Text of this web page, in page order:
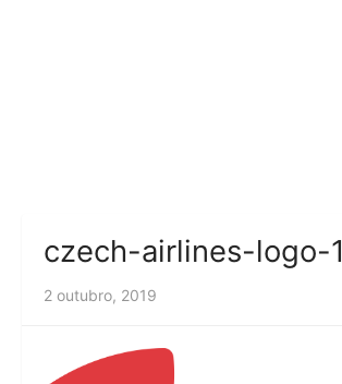
czech-airlines-logo-1
2 outubro, 2019